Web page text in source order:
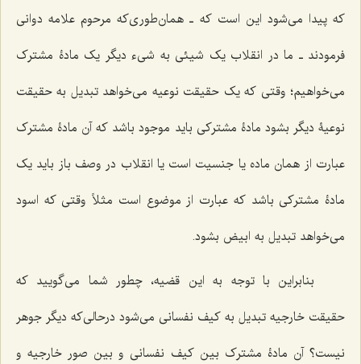
که پیدا می‌شود این است که ـ همان‌طوری‌که مرحوم علامه دوانی
فرمودند ـ ما در انقلاب یک شیئی به شیء دیگر یک مادۀ مشترک
می‌خواهیم؛ وقتی که یک حقیقت نوعیه می‌خواهد تبدیل به حقیقت
نوعیۀ دیگر بشود مادۀ مشترکی باید موجود باشد که آن مادۀ مشترک
عبارت از همان ماده یا جنسیت است یا انقلاب در وصف باز باید یک
مادۀ مشترکی باشد که عبارت از موضوع است مثلاً وقتی که اسود
می‌خواهد تبدیل به ابیض بشود.
بنابراین با توجه به این قضیه، چطور شما می‌گویید که
حقیقت خارجیه تبدیل به کیف نفسانی می‌شود درحالی‌که دیگر جوهر
نیست؟ آن مادۀ مشترک بین کیف نفسانی و بین صور خارجیه و